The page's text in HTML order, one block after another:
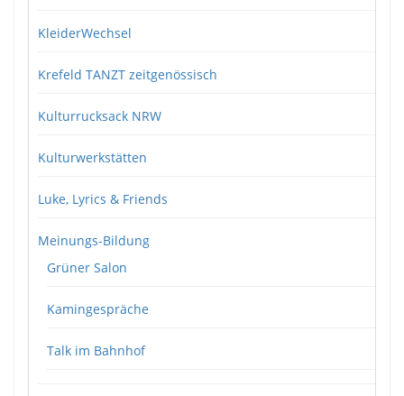
KleiderWechsel
Krefeld TANZT zeitgenössisch
Kulturrucksack NRW
Kulturwerkstätten
Luke, Lyrics & Friends
Meinungs-Bildung
Grüner Salon
Kamingespräche
Talk im Bahnhof